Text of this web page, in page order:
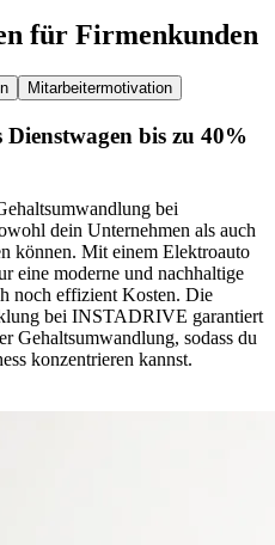
für Firmenkunden
Mitarbeitermotivation
bis zu 40%
bei
dein Unternehmen als auch
können. Mit einem Elektroauto
eine moderne und nachhaltige
noch effizient Kosten. Die
bei INSTADRIVE garantiert
Gehaltsumwandlung, sodass du
konzentrieren kannst.